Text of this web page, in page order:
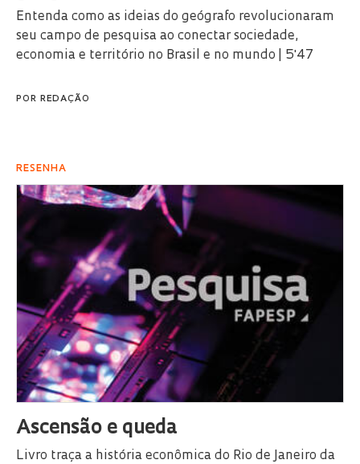
Entenda como as ideias do geógrafo revolucionaram
seu campo de pesquisa ao conectar sociedade,
economia e território no Brasil e no mundo | 5'47
POR REDAÇÃO
RESENHA
Ascensão e queda
Livro traça a história econômica do Rio de Janeiro da